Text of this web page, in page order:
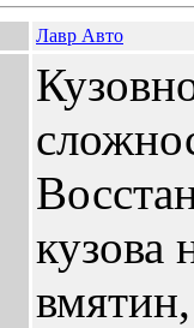
Лавр Авто
кузова